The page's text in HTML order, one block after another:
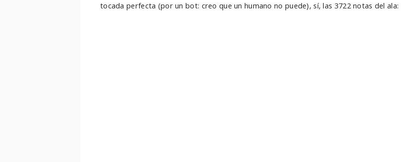
tocada perfecta (por un bot: creo que un humano no puede), sí, las 3722 notas del ala: